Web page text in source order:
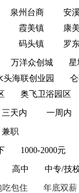
泉州台商 安
霞美镇 康
码头镇 罗
万洋众创城 星
头海联创业园
奥飞卫浴园区
三天内 一周内
兼职
1000-2000元
高中 中专/技
吃包住 年底双薪